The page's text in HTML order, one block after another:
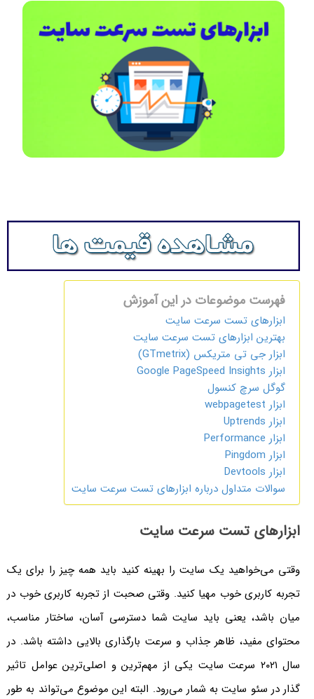
فهرست موضوعات در این آموزش
ابزارهای تست سرعت سایت
بهترین ابزارهای تست سرعت سایت
ابزار جی تی متریکس (GTmetrix)
ابزار Google PageSpeed Insights
گوگل سرچ کنسول
ابزار webpagetest
ابزار Uptrends
ابزار Performance
ابزار Pingdom
ابزار Devtools
سوالات متداول درباره ابزارهای تست سرعت سایت
ابزارهای تست سرعت سایت
وقتی می‌خواهید یک سایت را بهینه کنید باید همه چیز را برای یک
تجربه کاربری خوب مهیا کنید. وقتی صحبت از تجربه کاربری خوب در
میان باشد، یعنی باید سایت شما دسترسی آسان، ساختار مناسب،
محتوای مفید، ظاهر جذاب و سرعت بارگذاری بالایی داشته باشد. در
سال ۲۰۲۱ سرعت سایت یکی از مهم‌ترین و اصلی‌ترین عوامل تاثیر
گذار در سئو سایت به شمار می‌رود. البته این موضوع می‌تواند به طور